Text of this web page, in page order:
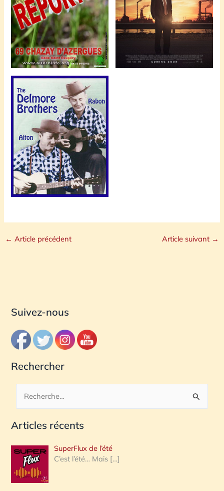
← Article précédent Article suivant →
Suivez-nous
Rechercher
c
e
r
c
Articles récents
SuperFlux de l’été
C’est l’été… Mais […]